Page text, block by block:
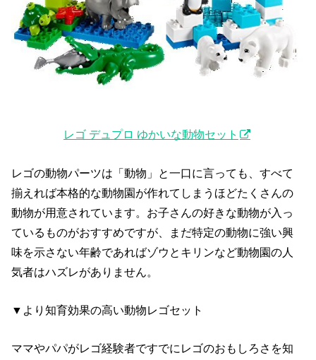
レゴ デュプロ ゆかいな動物セット
レゴの動物パーツは「動物」と一口に言っても、すべて
揃えれば本格的な動物園が作れてしまうほどたくさんの
動物が用意されています。お子さんの好きな動物が入っ
ているものがおすすめですが、まだ特定の動物に強い興
味を示さない年齢であればゾウとキリンなど動物園の人
気者はハズレがありません。
▼より知育効果の高い動物レゴセット
ママやパパがレゴ経験者ですでにレゴのおもしろさを知